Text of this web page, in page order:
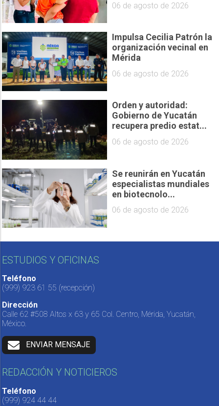
06 de agosto de 2026
Impulsa Cecilia Patrón la
organización vecinal en
Mérida
06 de agosto de 2026
Orden y autoridad:
Gobierno de Yucatán
recupera predio estat...
06 de agosto de 2026
Se reunirán en Yucatán
especialistas mundiales
en biotecnolo...
06 de agosto de 2026
ESTUDIOS Y OFICINAS
Teléfono
(999) 923 61 55 (recepción)
Dirección
Calle 62 #508 Altos x 63 y 65 Col. Centro, Mérida, Yucatán,
México.
ENVIAR MENSAJE
REDACCIÓN Y NOTICIEROS
Teléfono
(999) 924 44 44